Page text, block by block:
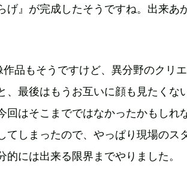
げ』が完成したそうですね。出来あ
品もそうですけど、異分野のクリ
、最後はもうお互いに顔も見たくな
回はそこまでではなかったかもしれ
てしまったので、やっぱり現場のス
には出来る限界までやりました。